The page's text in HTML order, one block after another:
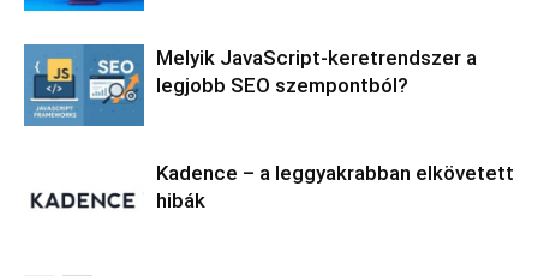
Melyik JavaScript-keretrendszer a
legjobb SEO szempontból?
Kadence – a leggyakrabban elkövetett
hibák